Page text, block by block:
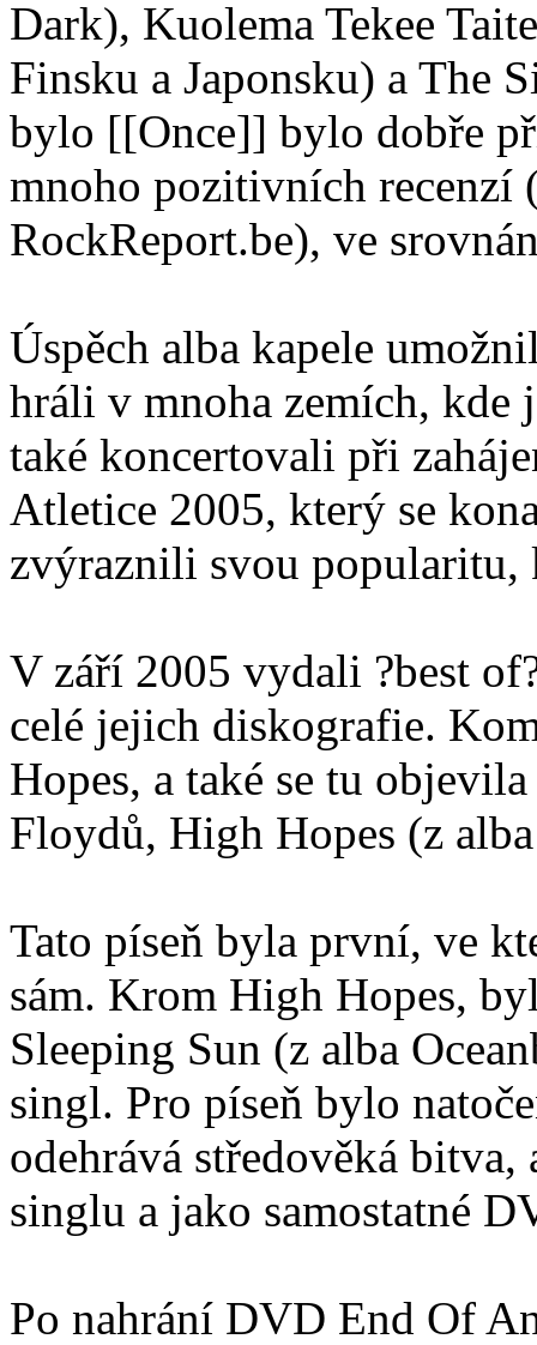
Dark), Kuolema Tekee
Finsku a Japonsku) a The
bylo [[Once]] bylo dobře
mnoho pozitivních recenzí
RockReport.be), ve
Úspěch alba kapele
hráli v mnoha zemích,
také koncertovali při
Atletice 2005, který se
zvýraznili svou popularitu,
V září 2005 vydali ?best
celé jejich diskografie.
Hopes, a také se tu
Floydů, High Hopes (z
Tato píseň byla první, ve
sám. Krom High Hopes,
Sleeping Sun (z alba
singl. Pro píseň bylo
odehrává středověká
singlu a jako samostatné
Po nahrání DVD End Of